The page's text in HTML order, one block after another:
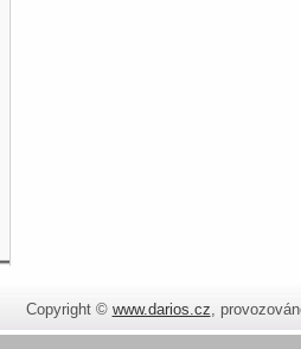
Copyright © www.darios.cz,